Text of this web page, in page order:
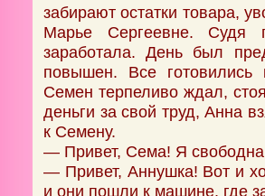
забирают остатки товара,
Марье Сергеевне. Судя
заработала. День был
повышен. Все готовились
Семен терпеливо ждал,
деньги за свой труд, Анна
к Семену.
— Привет, Сема! Я
— Привет, Аннушка! Вот и
и они пошли к машине, где